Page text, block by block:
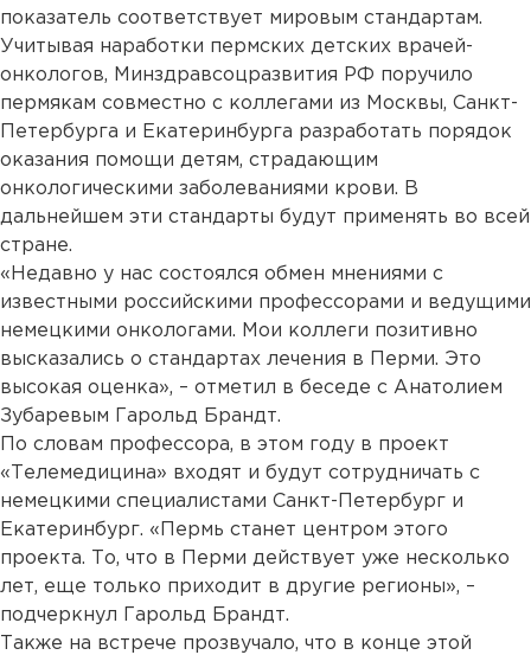
показатель соответствует мировым стандартам.
Учитывая наработки пермских детских врачей-
онкологов, Минздравсоцразвития РФ поручило
пермякам совместно с коллегами из Москвы, Санкт-
Петербурга и Екатеринбурга разработать порядок
оказания помощи детям, страдающим
онкологическими заболеваниями крови. В
дальнейшем эти стандарты будут применять во всей
стране.
«Недавно у нас состоялся обмен мнениями с
известными российскими профессорами и ведущими
немецкими онкологами. Мои коллеги позитивно
высказались о стандартах лечения в Перми. Это
высокая оценка», – отметил в беседе с Анатолием
Зубаревым Гарольд Брандт.
По словам профессора, в этом году в проект
«Телемедицина» входят и будут сотрудничать с
немецкими специалистами Санкт-Петербург и
Екатеринбург. «Пермь станет центром этого
проекта. То, что в Перми действует уже несколько
лет, еще только приходит в другие регионы», –
подчеркнул Гарольд Брандт.
Также на встрече прозвучало, что в конце этой